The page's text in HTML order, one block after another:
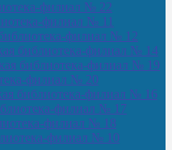
филиал № 22
филиал № 11
филиал № 12
библиотека-филиал № 14
библиотека-филиал № 19
филиал № 20
библиотека-филиал № 16
филиал № 17
филиал № 18
филиал № 10